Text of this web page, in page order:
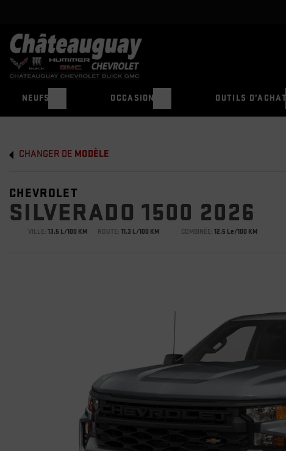
NEUFS OCCASION OUTILS D’ACHAT
CHANGER DE MODÈLE
CHEVROLET
SILVERADO 1500 2026
VILLE: 13.5 L/100 KM ROUTE: 11.3 L/100 KM COMBINÉE: 12.5 Le/100 KM